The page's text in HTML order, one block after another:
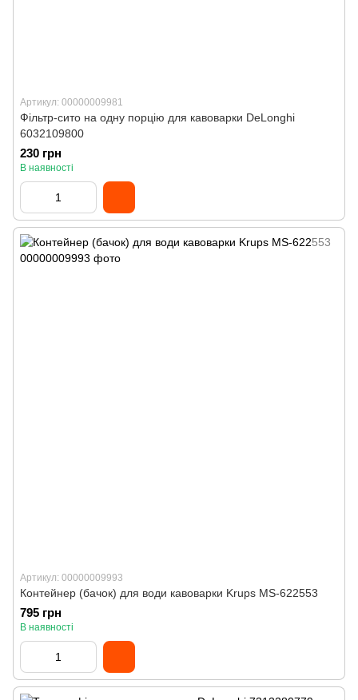
Артикул: 00000009981
Фільтр-сито на одну порцію для кавоварки DeLonghi
6032109800
230 грн
В наявності
Артикул: 00000009993
Контейнер (бачок) для води кавоварки Krups MS-622553
795 грн
В наявності